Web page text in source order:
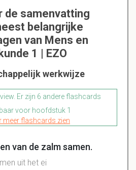
de samenvatting
belangrijke
van Mens en
1 | EZO
werkwijze
Er zijn 6 andere flashcards
voor hoofdstuk 1
meer flashcards zien
van de zalm samen.
uit het ei